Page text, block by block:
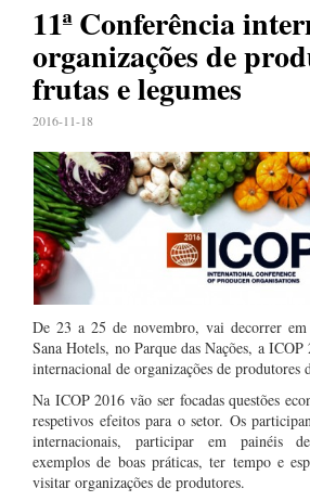
11ª Conferência
organizações de
frutas e legumes
2016-11-18
De 23 a 25 de novembro, vai decorrer
Sana Hotels, no Parque das Nações, a
internacional de organizações de produtores
Na ICOP 2016 vão ser focadas questões
respetivos efeitos para o setor. Os
internacionais, participar em painéis
exemplos de boas práticas, ter tempo e
visitar organizações de produtores.